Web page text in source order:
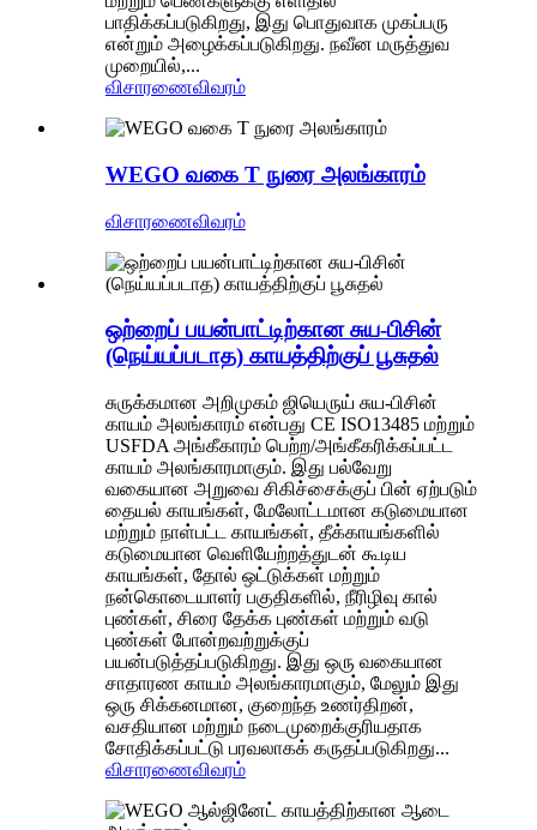
பாதிக்கப்படுகிறது, இது பொதுவாக முகப்பரு
என்றும் அழைக்கப்படுகிறது. நவீன மருத்துவ
முறையில்,...
விசாரணைவிவரம்
WEGO வகை T நுரை அலங்காரம்
விசாரணைவிவரம்
ஒற்றைப் பயன்பாட்டிற்கான சுய-பிசின்
(நெய்யப்படாத) காயத்திற்குப் பூசுதல்
சுருக்கமான அறிமுகம் ஜியெருய் சுய-பிசின்
காயம் அலங்காரம் என்பது CE ISO13485 மற்றும்
USFDA அங்கீகாரம் பெற்ற/அங்கீகரிக்கப்பட்ட
காயம் அலங்காரமாகும். இது பல்வேறு
வகையான அறுவை சிகிச்சைக்குப் பின் ஏற்படும்
தையல் காயங்கள், மேலோட்டமான கடுமையான
மற்றும் நாள்பட்ட காயங்கள், தீக்காயங்களில்
கடுமையான வெளியேற்றத்துடன் கூடிய
காயங்கள், தோல் ஒட்டுக்கள் மற்றும்
நன்கொடையாளர் பகுதிகளில், நீரிழிவு கால்
புண்கள், சிரை தேக்க புண்கள் மற்றும் வடு
புண்கள் போன்றவற்றுக்குப்
பயன்படுத்தப்படுகிறது. இது ஒரு வகையான
சாதாரண காயம் அலங்காரமாகும், மேலும் இது
ஒரு சிக்கனமான, குறைந்த உணர்திறன்,
வசதியான மற்றும் நடைமுறைக்குரியதாக
சோதிக்கப்பட்டு பரவலாகக் கருதப்படுகிறது...
விசாரணைவிவரம்